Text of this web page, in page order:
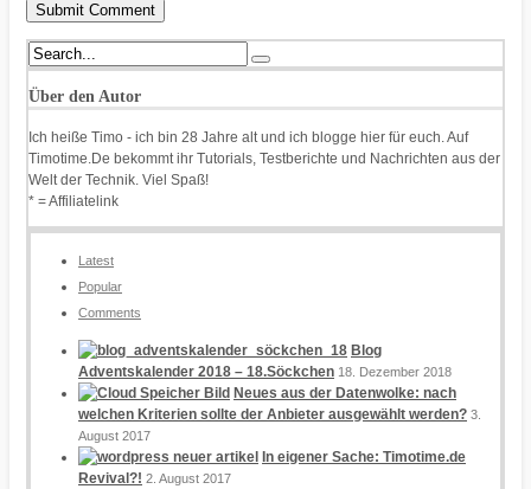
Über den Autor
Ich heiße Timo - ich bin 28 Jahre alt und ich blogge hier für euch. Auf
Timotime.De bekommt ihr Tutorials, Testberichte und Nachrichten aus der
Welt der Technik. Viel Spaß!
* = Affiliatelink
Latest
Popular
Comments
Blog
Adventskalender 2018 – 18.Söckchen 18. Dezember 2018
Neues aus der Datenwolke: nach
welchen Kriterien sollte der Anbieter ausgewählt werden? 3.
August 2017
In eigener Sache: Timotime.de
Revival?! 2. August 2017